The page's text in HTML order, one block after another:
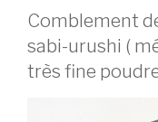
Comblement
sabi-urushi (
très fine